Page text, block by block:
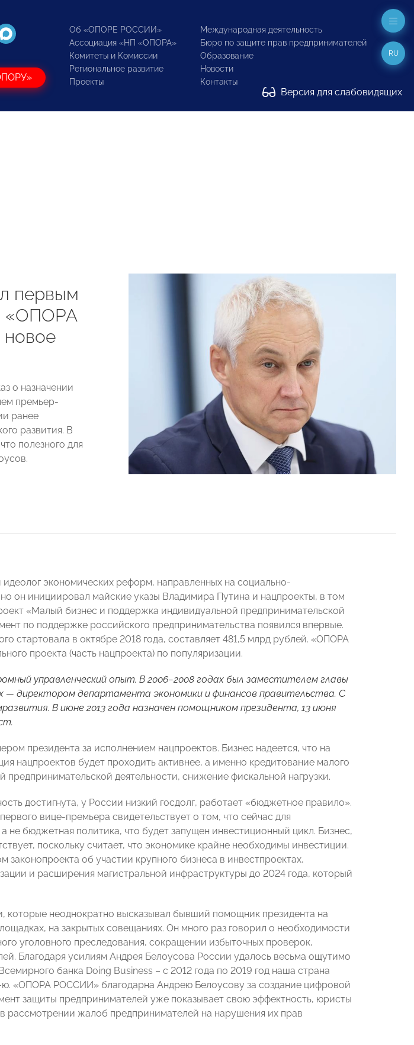
Об «ОПОРЕ РОССИИ»
Ассоциация «НП «ОПОРА»
Комитеты и Комиссии
Региональное развитие
Проекты
Международная деятельность
Бюро по защите прав предпринимателей
Образование
Новости
Контакты
Версия для слабовидящих
RU
первым
«ОПОРА
о назначении
премьер-
ранее
развития. В
полезного для
экономических реформ, направленных на социально-
он инициировал майские указы Владимира Путина и нацпроекты, в том
«Малый бизнес и поддержка индивидуальной предпринимательской
по поддержке российского предпринимательства появился впервые.
стартовала в октябре 2018 года, составляет 481,5 млрд рублей. «ОПОРА
проекта (часть нацпроекта) по популяризации.
управленческий опыт. В 2006–2008 годах был заместителем главы
— директором департамента экономики и финансов правительства. С
В июне 2013 года назначен помощником президента, 13 июня
президента за исполнением нацпроектов. Бизнес надеется, что на
нацпроектов будет проходить активнее, а именно кредитование малого
предпринимательской деятельности, снижение фискальной нагрузки.
достигнута, у России низкий госдолг, работает «бюджетное правило».
вице-премьера свидетельствует о том, что сейчас для
не бюджетная политика, что будет запущен инвестиционный цикл. Бизнес,
поскольку считает, что экономике крайне необходимы инвестиции.
законопроекта об участии крупного бизнеса в инвестпроектах,
и расширения магистральной инфраструктуры до 2024 года, который
неоднократно высказывал бывший помощник президента на
на закрытых совещаниях. Он много раз говорил о необходимости
уголовного преследования, сокращении избыточных проверок,
Благодаря усилиям Андрея Белоусова России удалось весьма ощутимо
банка Doing Business – с 2012 года по 2019 год наша страна
ю. «ОПОРА РОССИИ» благодарна Андрею Белоусову за создание цифровой
защиты предпринимателей уже показывает свою эффектность, юристы
жалоб предпринимателей на нарушения их прав